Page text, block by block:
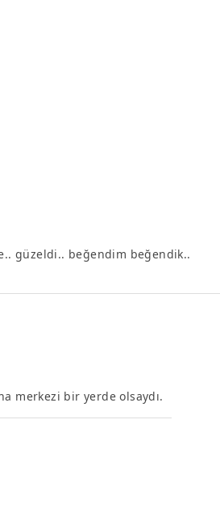
güzeldi.. beğendim beğendik..
merkezi bir yerde olsaydı.